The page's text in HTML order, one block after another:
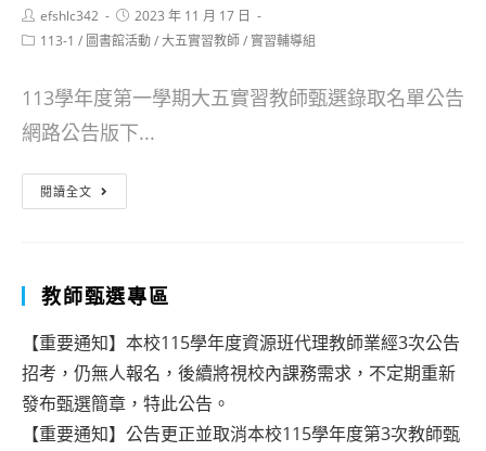
華
附
小
115
一
學
期
國
小
Post
author:
efshlc342
Post
published:
2023 年 11 月 17 日
Post113-1 / 圖書館活動/大五實習教師/ 實習輔導組
113學年度第一學期大五實習教師甄選錄取名單公告
網路公告版下...
閱讀全文
度
一
學
期
教師甄選專區
【重要通知】本校115學年度資源班代理教師業經3次公告
招考，仍無人報名，後續將視校內課務需求，不定期重新
發布甄選簡章，特此公告。
【重要通知】公告更正並取消本校115學年度第3次教師甄